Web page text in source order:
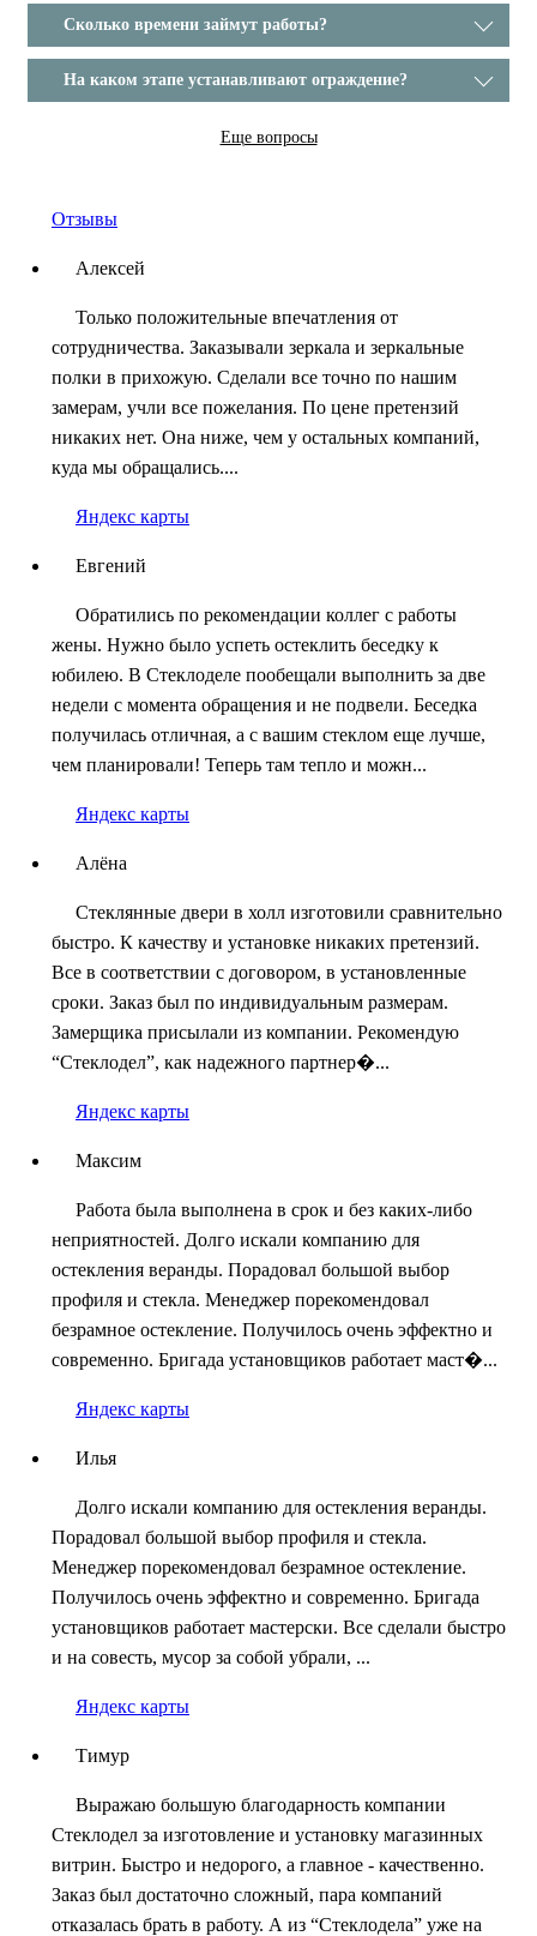
Сколько времени займут работы?
На каком этапе устанавливают ограждение?
Еще вопросы
Отзывы
Алексей
Только положительные впечатления от
сотрудничества. Заказывали зеркала и зеркальные
полки в прихожую. Сделали все точно по нашим
замерам, учли все пожелания. По цене претензий
никаких нет. Она ниже, чем у остальных компаний,
куда мы обращались....
Яндекс карты
Евгений
Обратились по рекомендации коллег с работы
жены. Нужно было успеть остеклить беседку к
юбилею. В Стеклоделе пообещали выполнить за две
недели с момента обращения и не подвели. Беседка
получилась отличная, а с вашим стеклом еще лучше,
чем планировали! Теперь там тепло и можн...
Яндекс карты
Алёна
Стеклянные двери в холл изготовили сравнительно
быстро. К качеству и установке никаких претензий.
Все в соответствии с договором, в установленные
сроки. Заказ был по индивидуальным размерам.
Замерщика присылали из компании. Рекомендую
“Стеклодел”, как надежного партнер�...
Яндекс карты
Максим
Работа была выполнена в срок и без каких-либо
неприятностей. Долго искали компанию для
остекления веранды. Порадовал большой выбор
профиля и стекла. Менеджер порекомендовал
безрамное остекление. Получилось очень эффектно и
современно. Бригада установщиков работает маст�...
Яндекс карты
Илья
Долго искали компанию для остекления веранды.
Порадовал большой выбор профиля и стекла.
Менеджер порекомендовал безрамное остекление.
Получилось очень эффектно и современно. Бригада
установщиков работает мастерски. Все сделали быстро
и на совесть, мусор за собой убрали, ...
Яндекс карты
Тимур
Выражаю большую благодарность компании
Стеклодел за изготовление и установку магазинных
витрин. Быстро и недорого, а главное - качественно.
Заказ был достаточно сложный, пара компаний
отказалась брать в работу. А из “Стеклодела” уже на